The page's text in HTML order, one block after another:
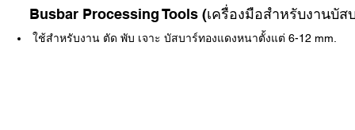
Busbar Processing Tools (เครื่องมือสำหรับงานบัส
ใช้สำหรับงาน ตัด พับ เจาะ บัสบาร์ทองแดงหนาตั้งแต่ 6-12 mm.